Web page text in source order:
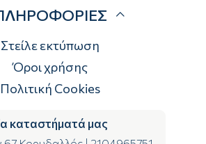
αποστολής
Τρόποι πληρωμής
Επιστροφές
Στείλε εκτύπωση
Όροι χρήσης
Πολιτική Cookies
καταστήματά μας